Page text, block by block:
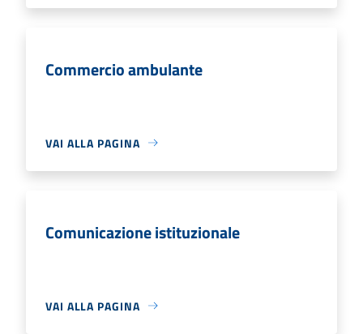
Commercio ambulante
VAI ALLA PAGINA
Comunicazione istituzionale
VAI ALLA PAGINA